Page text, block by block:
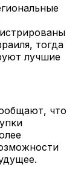
тогда
лучшие
что